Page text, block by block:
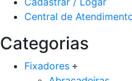
Central de
Categorias
Fixadores